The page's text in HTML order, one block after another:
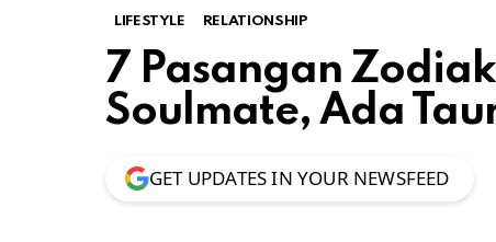
LIFESTYLE RELATIONSHIP
7 Pasangan
Soulmate, Ada
GET UPDATES IN YOUR NEWSFEED